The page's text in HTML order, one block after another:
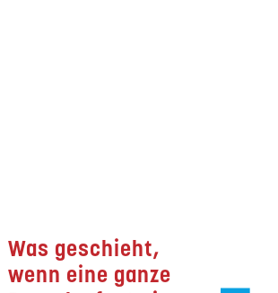
Was geschieht,
wenn eine ganze